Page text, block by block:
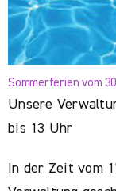
Sommerferien vom
Unsere
bis 13 Uhr
In der Zeit vom